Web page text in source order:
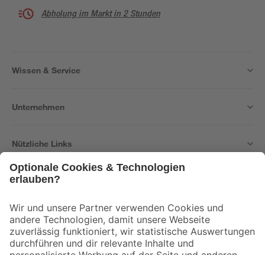
Abholung im Markt in 2 Stunden
Wissen & Service
Unternehmen
Nützliche Links
Der toom Newsletter: Keine Angebote und Aktionen mehr verpassen!
Zur Newsletter Anmeldung